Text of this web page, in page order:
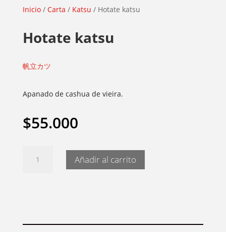
Inicio/ Carta / Katsu / Hotate katsu
Hotate katsu
帆立カツ
Apanado de cashua de vieira.
$55.000
Añadir al carrito